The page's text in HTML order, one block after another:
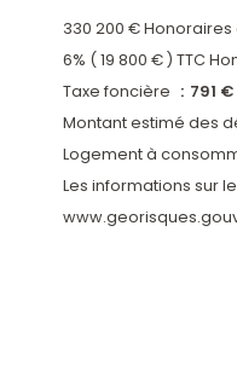
330 200 €
6% ( 19 800 € ) TTC
Taxe foncière
791
Montant estimé des
Logement à
Les informations sur